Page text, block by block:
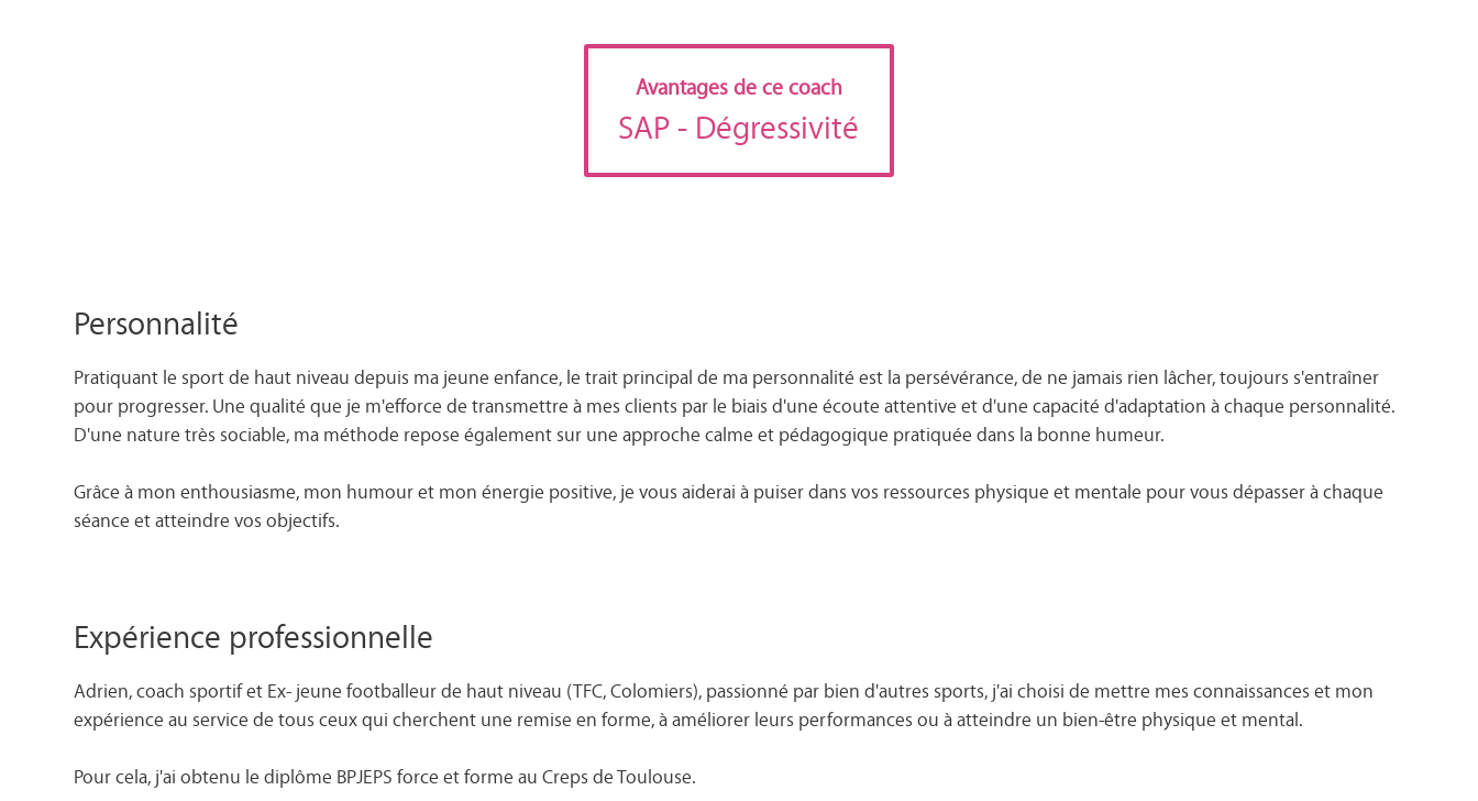
Avantages de ce coach
SAP- Dégressivité
Personnalité
Pratiquant le sport de haut niveau depuis ma jeune enfance, le trait principal de ma personnalité est la persévérance, de ne jamais rien lâcher, toujours s'entraîner
pour progresser. Une qualité que je m'efforce de transmettre à mes clients par le biais d'une écoute attentive et d'une capacité d'adaptation à chaque personnalité.
D'une nature très sociable, ma méthode repose également sur une approche calme et pédagogique pratiquée dans la bonne humeur.
Grâce à mon enthousiasme, mon humour et mon énergie positive, je vous aiderai à puiser dans vos ressources physique et mentale pour vous dépasser à chaque
séance et atteindre vos objectifs.
Expérience professionnelle
Adrien, coach sportif et Ex- jeune footballeur de haut niveau (TFC, Colomiers), passionné par bien d'autres sports, j'ai choisi de mettre mes connaissances et mon
expérience au service de tous ceux qui cherchent une remise en forme, à améliorer leurs performances ou à atteindre un bien-être physique et mental.
Pour cela, j'ai obtenu le diplôme BPJEPS force et forme au Creps de Toulouse.